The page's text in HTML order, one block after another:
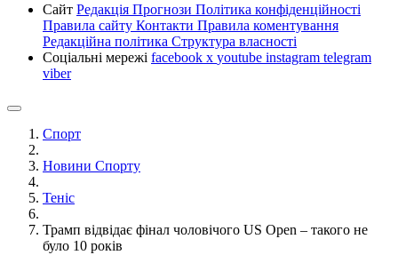
Сайт Редакція Прогнози Політика конфіденційності
Правила сайту Контакти Правила коментування
Редакційна політика Структура власності
Соціальні мережі facebook x youtube instagram telegram
viber
Спорт
Новини Спорту
Теніс
Трамп відвідає фінал чоловічого US Open – такого не
було 10 років